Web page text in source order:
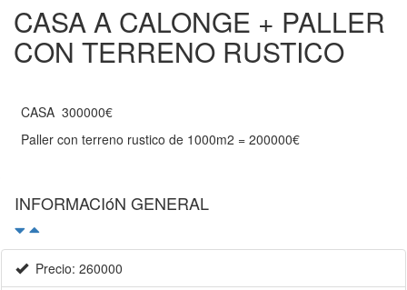
CASA A CALONGE + PALLER
CON TERRENO RUSTICO
CASA 300000€
Paller con terreno rustico de 1000m2 = 200000€
INFORMACIóN GENERAL
Precio: 260000